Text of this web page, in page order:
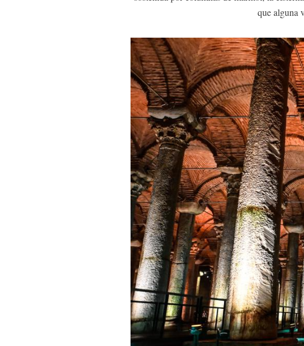
que alguna